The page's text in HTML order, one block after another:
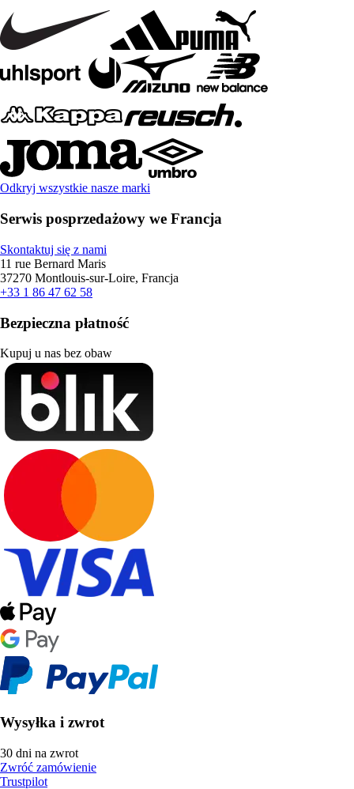
Odkryj wszystkie nasze marki
Serwis posprzedażowy we Francja
Skontaktuj się z nami
11 rue Bernard Maris
37270 Montlouis-sur-Loire, Francja
+33 1 86 47 62 58
Bezpieczna płatność
Kupuj u nas bez obaw
Wysyłka i zwrot
30 dni na zwrot
Zwróć zamówienie
Trustpilot